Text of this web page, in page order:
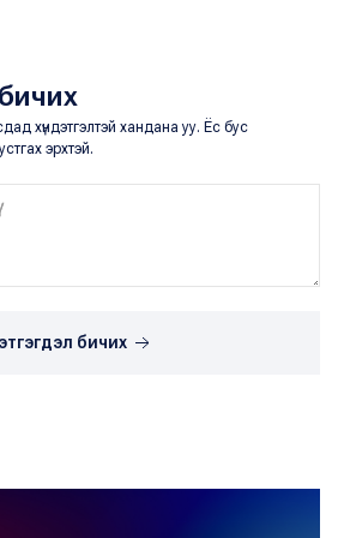
хүндэтгэлтэй хандана уу. Ёс бус
эрхтэй.
бичих